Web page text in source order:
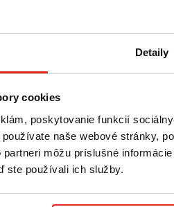
Detaily
cookies
poskytovanie funkcií
naše webové stránky,
môžu príslušné
ste používali ich služby.
sa nestane že voda v